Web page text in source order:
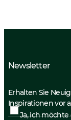
Newsletter
Erhalten Sie
Inspirationen vor
Ja, ich